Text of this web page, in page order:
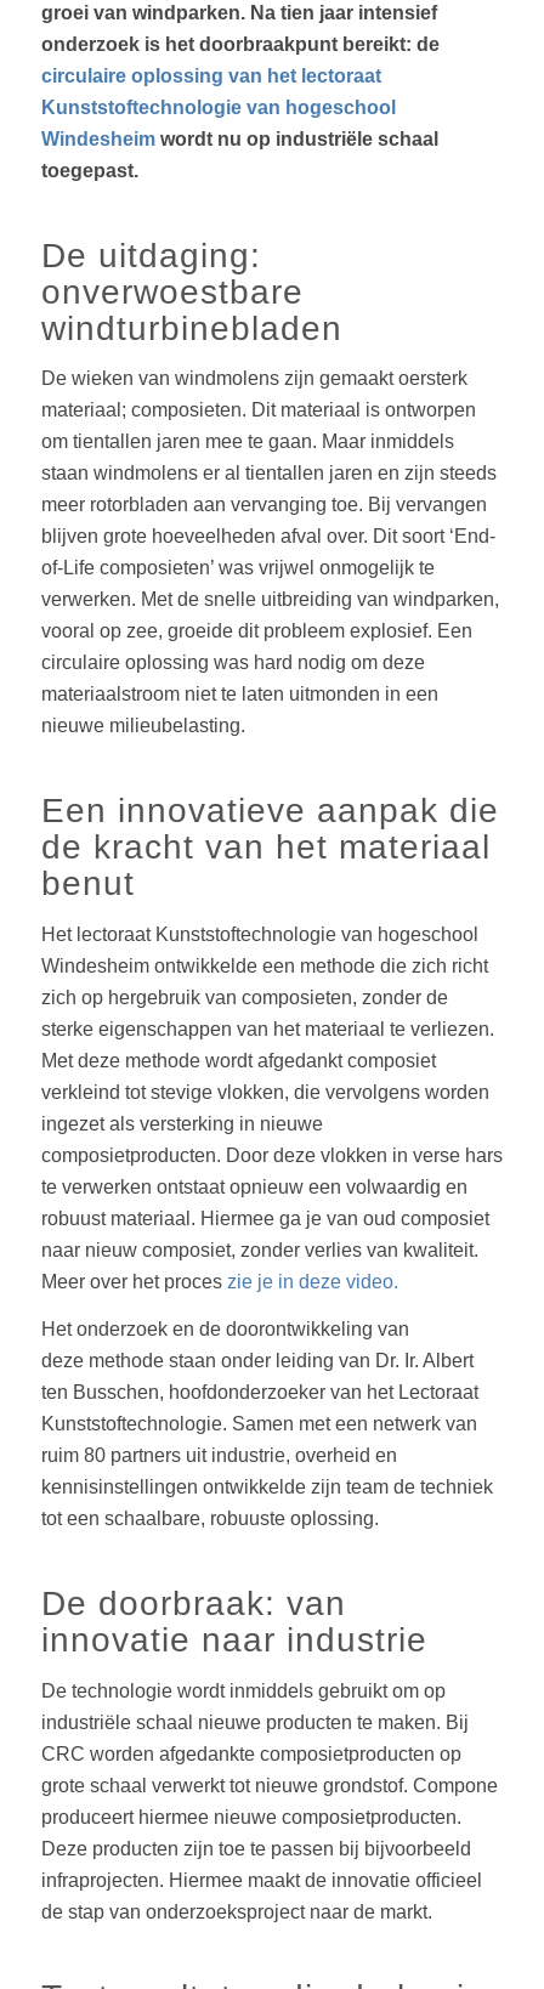
groei van windparken. Na tien jaar intensief
onderzoek is het doorbraakpunt bereikt: de
circulaire oplossing van het lectoraat
Kunststoftechnologie van hogeschool
Windesheimwordt nu op industriële schaal
toegepast.
De uitdaging:
onverwoestbare
windturbinebladen
De wieken van windmolens zijn gemaakt oersterk
materiaal; composieten. Dit materiaal is ontworpen
om tientallen jaren mee te gaan. Maar inmiddels
staan windmolens er al tientallen jaren en zijn steeds
meer rotorbladen aan vervanging toe. Bij vervangen
blijven grote hoeveelheden afval over. Dit soort ‘End-
of-Life composieten’ was vrijwel onmogelijk te
verwerken. Met de snelle uitbreiding van windparken,
vooral op zee, groeide dit probleem explosief. Een
circulaire oplossing was hard nodig om deze
materiaalstroom niet te laten uitmonden in een
nieuwe milieubelasting.
Een innovatieve aanpak die
de kracht van het materiaal
benut
Het lectoraat Kunststoftechnologie van hogeschool
Windesheim ontwikkelde een methode die zich richt
zich op hergebruik van composieten, zonder de
sterke eigenschappen van het materiaal te verliezen.
Met deze methode wordt afgedankt composiet
verkleind tot stevige vlokken, die vervolgens worden
ingezet als versterking in nieuwe
composietproducten. Door deze vlokken in verse hars
te verwerken ontstaat opnieuw een volwaardig en
robuust materiaal. Hiermee ga je van oud composiet
naar nieuw composiet, zonder verlies van kwaliteit.
Meer over het proces zie je in deze video.
Het onderzoek en de doorontwikkeling van
deze methode staan onder leiding van Dr. Ir. Albert
ten Busschen, hoofdonderzoeker van het Lectoraat
Kunststoftechnologie. Samen met een netwerk van
ruim 80 partners uit industrie, overheid en
kennisinstellingen ontwikkelde zijn team de techniek
tot een schaalbare, robuuste oplossing.
De doorbraak: van
innovatie naar industrie
De technologie wordt inmiddels gebruikt om op
industriële schaal nieuwe producten te maken. Bij
CRC worden afgedankte composietproducten op
grote schaal verwerkt tot nieuwe grondstof. Compone
produceert hiermee nieuwe composietproducten.
Deze producten zijn toe te passen bij bijvoorbeeld
infraprojecten. Hiermee maakt de innovatie officieel
de stap van onderzoeksproject naar de markt.